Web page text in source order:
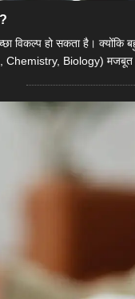
विकल्प हो सकता है। क्योंकि
Chemistry, Biology) मजबूत